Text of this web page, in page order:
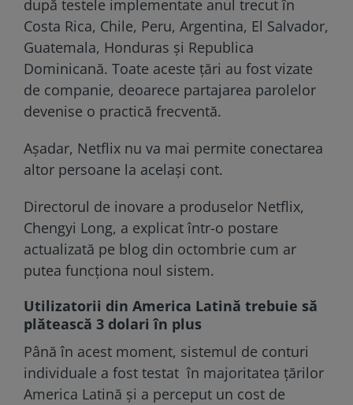
după testele implementate anul trecut în
Costa Rica, Chile, Peru, Argentina, El Salvador,
Guatemala, Honduras și Republica
Dominicană. Toate aceste țări au fost vizate
de companie, deoarece partajarea parolelor
devenise o practică frecventă.
Așadar, Netflix nu va mai permite conectarea
altor persoane la același cont.
Directorul de inovare a produselor Netflix,
Chengyi Long, a explicat într-o postare
actualizată pe blog din octombrie cum ar
putea funcționa noul sistem.
Utilizatorii din America Latină trebuie să
plătească 3 dolari în plus
Până în acest moment, sistemul de conturi
individuale a fost testat în majoritatea țărilor
America Latină și a perceput un cost de